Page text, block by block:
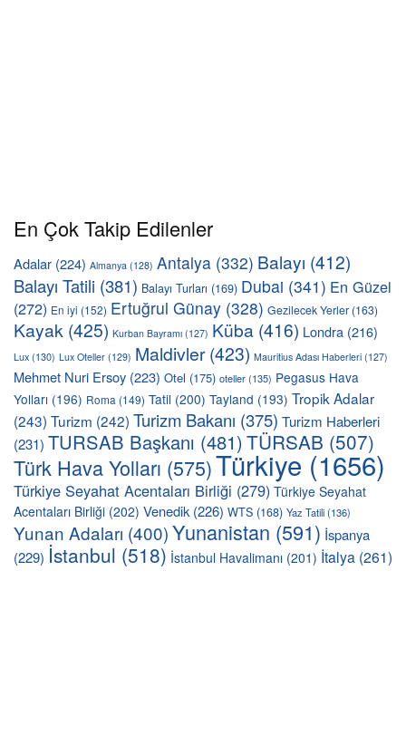
En Çok Takip Edilenler
Adalar (224) Almanya (128) Antalya (332) Balayı (412)
Balayı Tatili (381) Balayı Turları (169) Dubai (341) En Güzel
(272) En iyi (152) Ertuğrul Günay (328) Gezilecek Yerler (163)
Kayak (425) Kurban Bayramı (127) Küba (416) Londra (216)
Lux (130) Lux Oteller (129) Maldivler(423) Mauritius Adası Haberleri (127)
Mehmet Nuri Ersoy (223) Otel (175) oteller(135) Pegasus Hava
Yolları (196) Roma (149) Tatil (200) Tayland (193) Tropik Adalar
(243) Turizm (242) Turizm Bakanı (375) Turizm Haberleri
(231) TURSAB Başkanı (481)TÜRSAB (507)
Türk Hava Yolları (575)Türkiye (1656)
Türkiye Seyahat Acentaları Birliği (279) Türkiye Seyahat
Acentaları Birliği (202) Venedik (226) WTS (168) Yaz Tatili(136)
Yunan Adaları (400)Yunanistan (591) İspanya
(229) İstanbul (518) İstanbul Havalimanı (201) İtalya (261)